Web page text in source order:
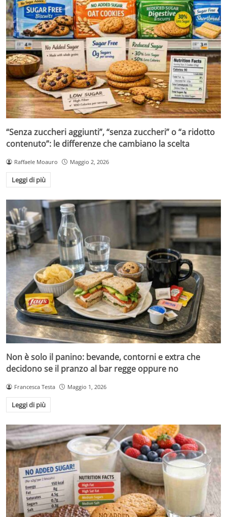
“Senza zuccheri aggiunti”, “senza zuccheri” o “a ridotto
contenuto”: le differenze che cambiano la scelta
Raffaele Moauro Maggio 2, 2026
Leggi di più
Non è solo il panino: bevande, contorni e extra che
decidono se il pranzo al bar regge oppure no
Francesca Testa Maggio 1, 2026
Leggi di più